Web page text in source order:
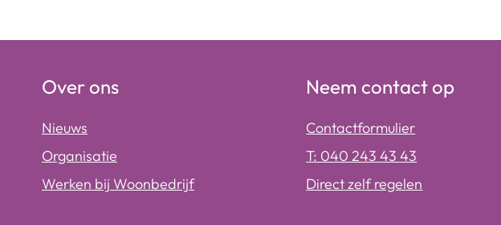
Over ons
Nieuws
Organisatie
Werken bij Woonbedrijf
Neem contact op
Contactformulier
T: 040 243 43 43
Direct zelf regelen